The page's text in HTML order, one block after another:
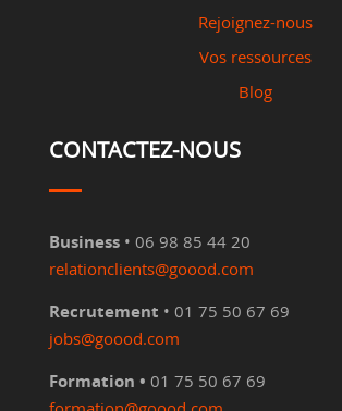
Rejoignez-nous
Vos ressources
Blog
CONTACTEZ-NOUS
Business • 06 98 85 44 20
relationclients@goood.com
Recrutement • 01 75 50 67 69
jobs@goood.com
Formation • 01 75 50 67 69